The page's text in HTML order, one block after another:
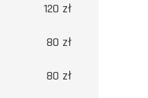
120 zł
80 zł
80 zł